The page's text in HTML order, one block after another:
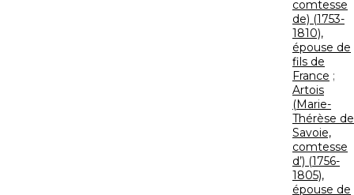
comtesse
de) (1753-
1810),
épouse de
fils de
France ;
Artois
(Marie-
Thérèse de
Savoie,
comtesse
d’) (1756-
1805),
épouse de